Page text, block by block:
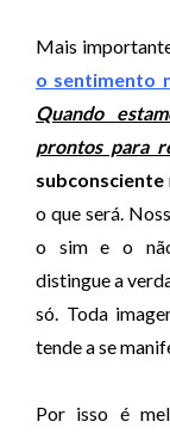
Mais
o sentimento
Quando
prontos para
subconsciente
o que será.
o sim e o
distingue a
só. Toda
tende a se
Por isso é